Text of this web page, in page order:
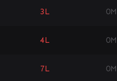
3L 0M
4L 0M
7L 0M